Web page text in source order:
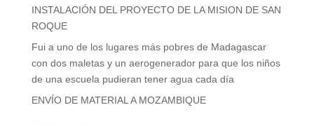
INSTALACIÓN DEL PROYECTO DE LA MISION DE SAN
ROQUE
Fui a uno de los lugares más pobres de Madagascar
con dos maletas y un aerogenerador para que los niños
de una escuela pudieran tener agua cada día
ENVÍO DE MATERIAL A MOZAMBIQUE